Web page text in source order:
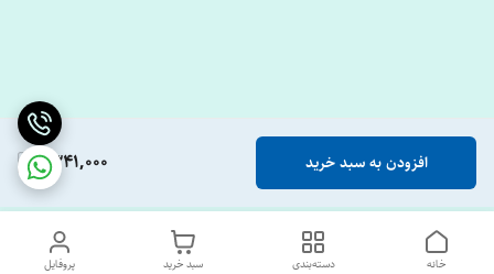
1,341,000 افزودن به سبد خرید
پروفایل سبد خرید دسته‌بندی خانه